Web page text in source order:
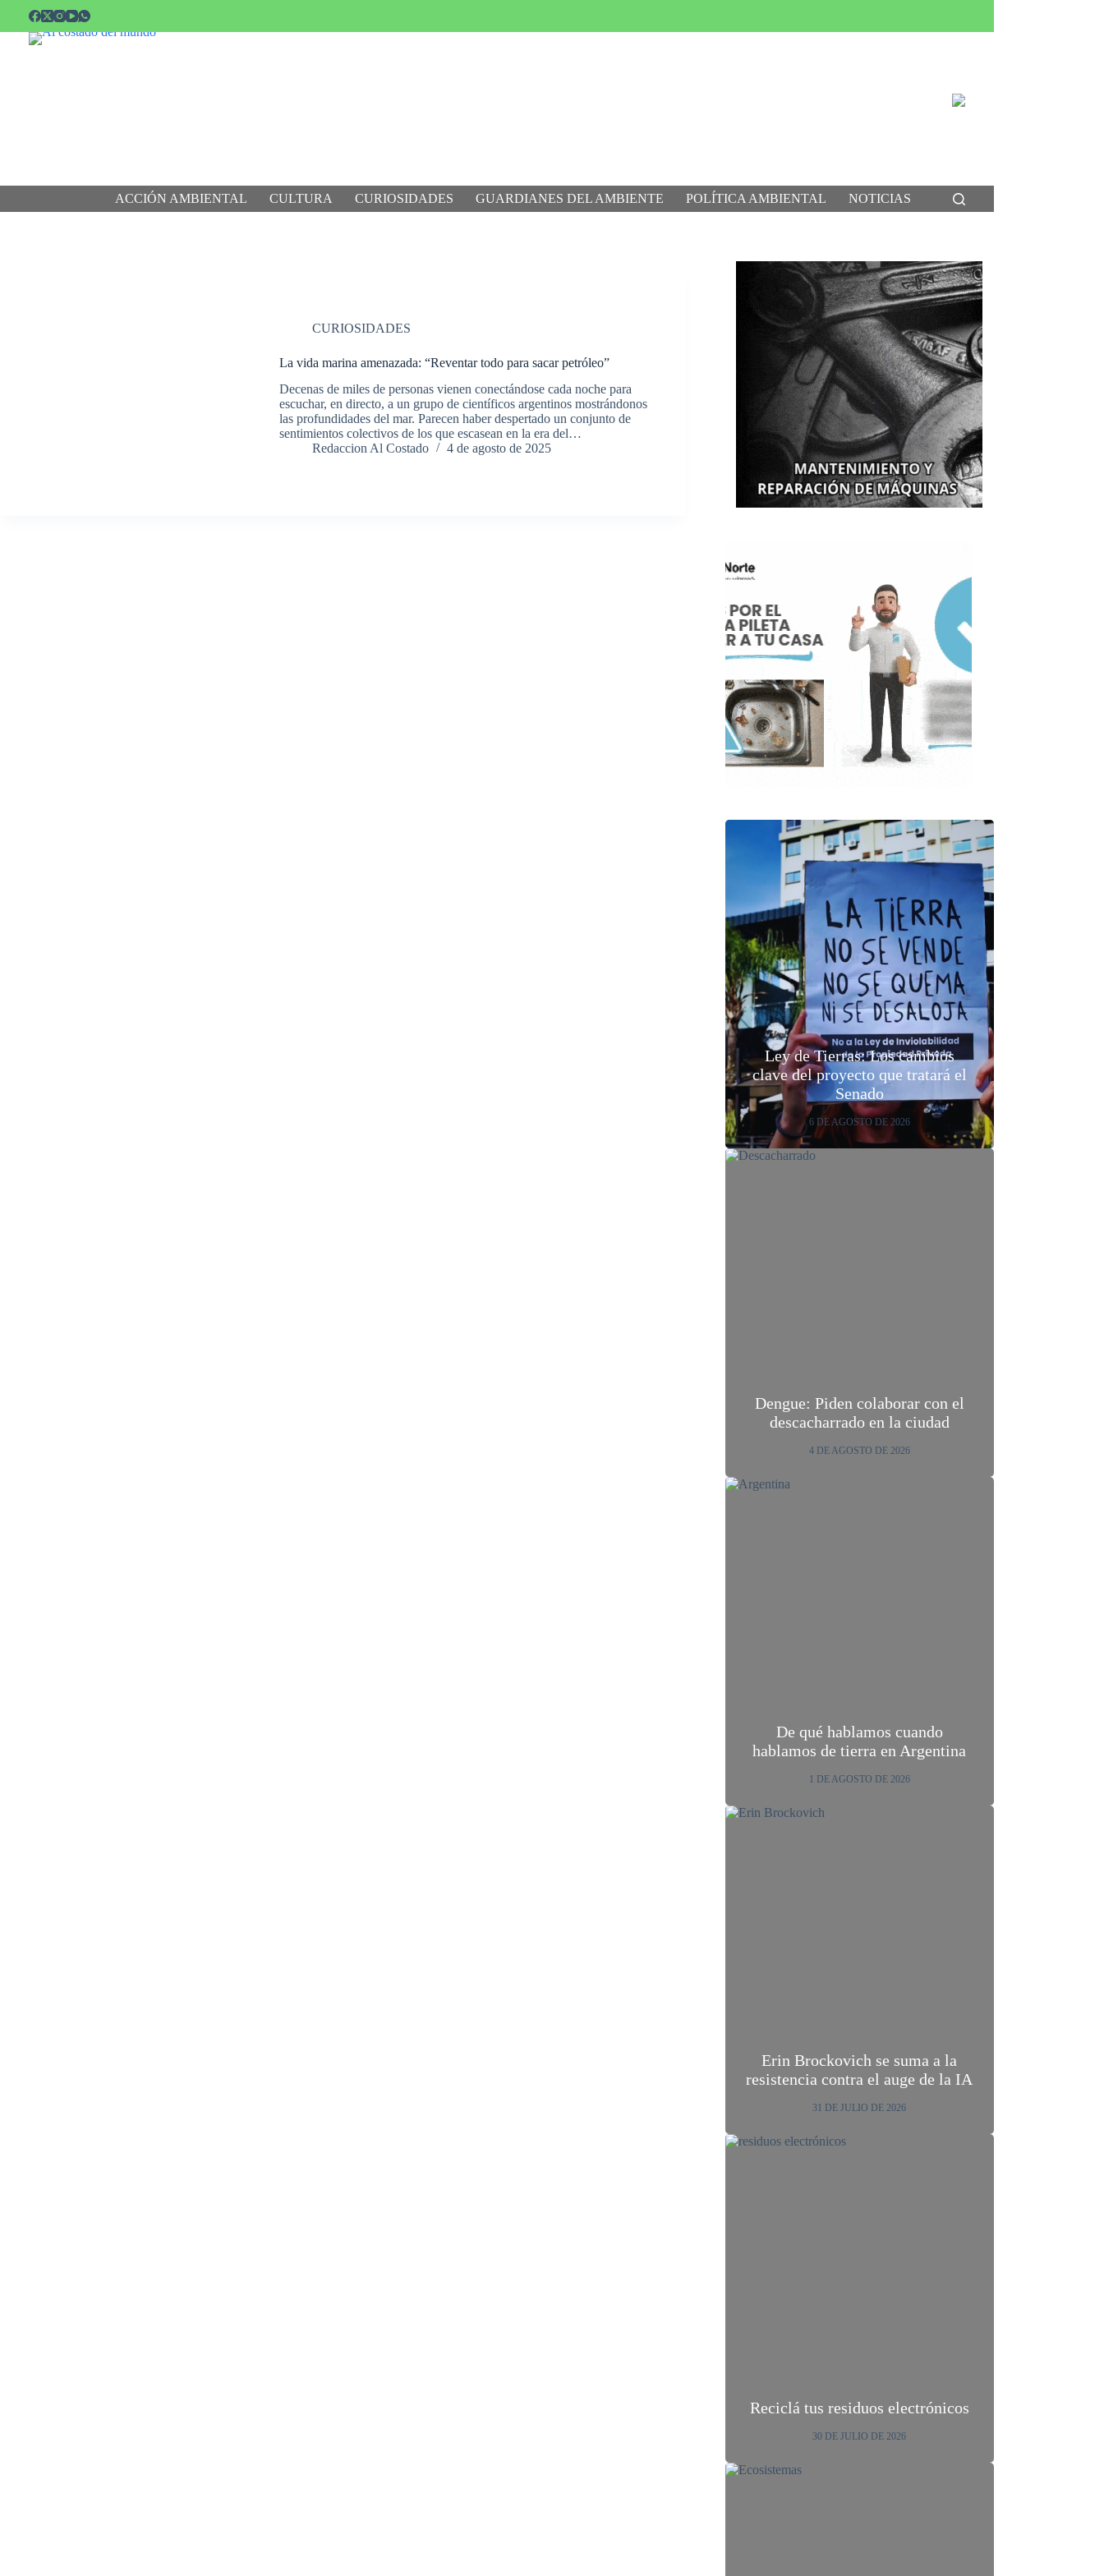
contenido
ACCIÓN AMBIENTAL CULTURA CURIOSIDADES GUARDIANES DEL AMBIENTE POLÍTICA AMBIENTAL NOTICIAS
CURIOSIDADES
La vida marina amenazada: “Reventar todo para sacar petróleo”
Decenas de miles de personas vienen conectándose cada noche para
escuchar, en directo, a un grupo de científicos argentinos mostrándonos
las profundidades del mar. Parecen haber despertado un conjunto de
sentimientos colectivos de los que escasean en la era del…
Redaccion Al Costado
4 de agosto de 2025
Ley de Tierras: Los cambios
clave del proyecto que tratará el
Senado
6 DE AGOSTO DE 2026
Dengue: Piden colaborar con el
descacharrado en la ciudad
4 DE AGOSTO DE 2026
De qué hablamos cuando
hablamos de tierra en Argentina
1 DE AGOSTO DE 2026
Erin Brockovich se suma a la
resistencia contra el auge de la IA
31 DE JULIO DE 2026
Reciclá tus residuos electrónicos
30 DE JULIO DE 2026